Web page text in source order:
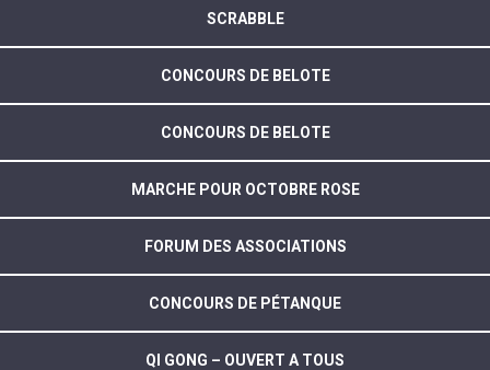
SCRABBLE
CONCOURS DE BELOTE
CONCOURS DE BELOTE
MARCHE POUR OCTOBRE ROSE
FORUM DES ASSOCIATIONS
CONCOURS DE PÉTANQUE
QI GONG – OUVERT A TOUS